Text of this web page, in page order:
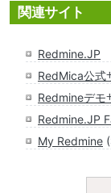
関連サイト
Redmine.JP
RedMica公式
Redmineデモ
Redmine.JP
My Redmine